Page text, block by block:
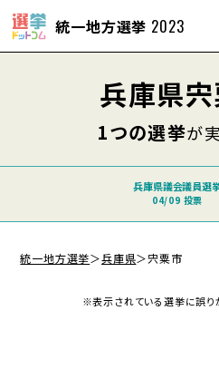
統一地方選挙 2023
兵庫県
1つの選挙が
兵庫県議会議員選
04/09 投票
統一地方選挙＞兵庫県＞宍粟市
※表示されている選挙に誤り